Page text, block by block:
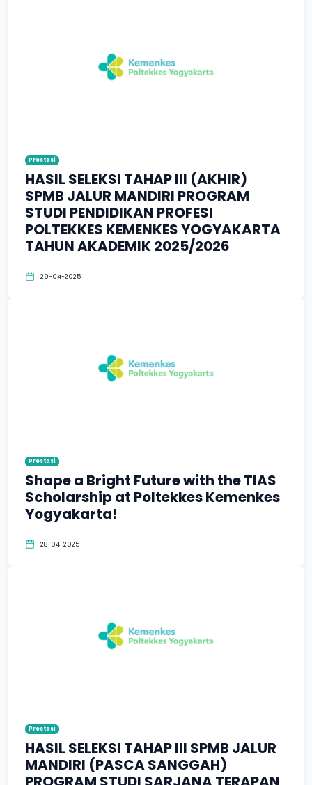
Prestasi
HASIL SELEKSI TAHAP III (AKHIR)
SPMB JALUR MANDIRI PROGRAM
STUDI PENDIDIKAN PROFESI
POLTEKKES KEMENKES YOGYAKARTA
TAHUN AKADEMIK 2025/2026
29-04-2025
Prestasi
Shape a Bright Future with the TIAS
Scholarship at Poltekkes Kemenkes
Yogyakarta!
28-04-2025
Prestasi
HASIL SELEKSI TAHAP III SPMB JALUR
MANDIRI (PASCA SANGGAH)